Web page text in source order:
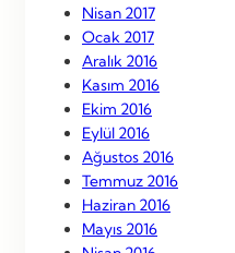
Nisan 2017
Ocak 2017
Aralık 2016
Kasım 2016
Ekim 2016
Eylül 2016
Ağustos 2016
Temmuz 2016
Haziran 2016
Mayıs 2016